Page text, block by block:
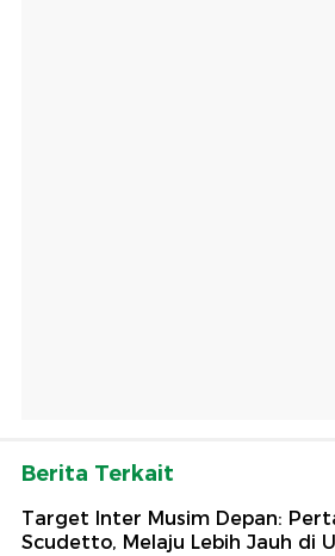
Berita Terkait
Target Inter Musim Depan:
Scudetto, Melaju Lebih Jauh di